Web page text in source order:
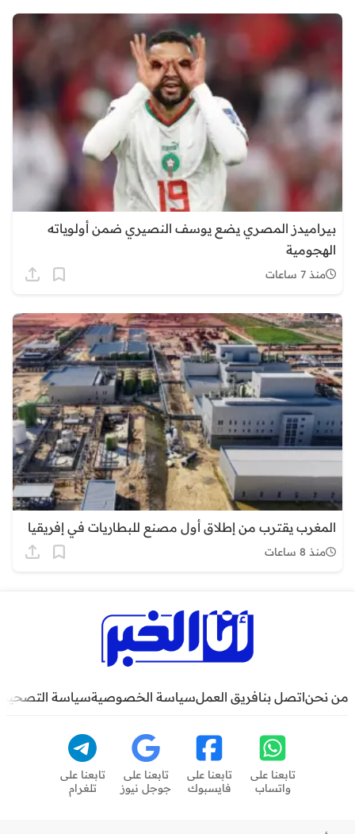
بيراميدز المصري يضع يوسف النصيري ضمن أولوياته
الهجومية
منذ 7 ساعات
المغرب يقترب من إطلاق أول مصنع للبطاريات في إفريقيا
منذ 8 ساعات
من نحناتصل بنافريق العملسياسة الخصوصيةسياسة التصحيح
تابعنا على
واتساب
تابعنا على
فايسبوك
تابعنا على
جوجل نيوز
تابعنا على
تلغرام